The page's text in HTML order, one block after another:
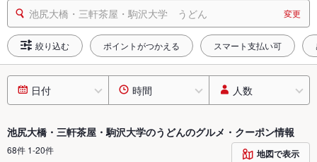
池尻大橋・三軒茶屋・駒沢大学 うどん 変更
絞り込む ポイントがつかえる スマート支払い可
日付 時間 人数
池尻大橋・三軒茶屋・駒沢大学のうどんのグルメ・クーポン情報
68件 1-20件 地図で表示